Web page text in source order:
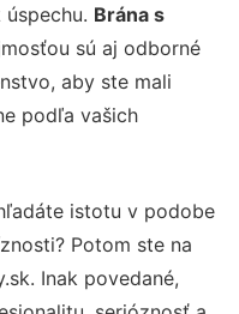
Brána s
sú aj odborné
aby ste mali
podľa vašich
istotu v podobe
Potom ste na
Inak povedané,